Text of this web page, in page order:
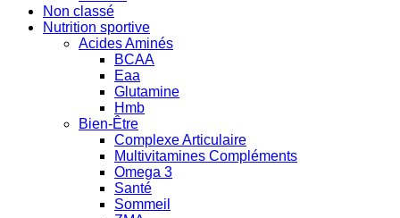
Non classé
Nutrition sportive
Acides Aminés
BCAA
Eaa
Glutamine
Hmb
Bien-Être
Complexe Articulaire
Multivitamines Compléments
Omega 3
Santé
Sommeil